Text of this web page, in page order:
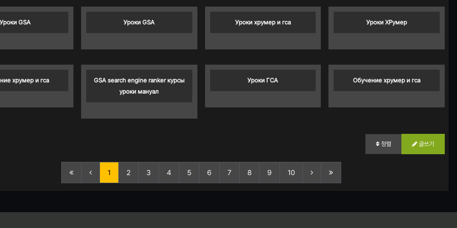
Уроки GSA Уроки GSA Уроки хрумер и гса Уроки ХРумер
хрумер и гса
GSA search engine ranker курсы
уроки мануал
Уроки ГСА Обучение хрумер и гса
정렬 글쓰기
1 2 3 4 5 6 7 8 9 10